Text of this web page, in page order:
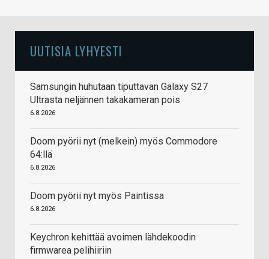
UUTISIA LYHYESTI
Samsungin huhutaan tiputtavan Galaxy S27
Ultrasta neljännen takakameran pois
6.8.2026
Doom pyörii nyt (melkein) myös Commodore
64:llä
6.8.2026
Doom pyörii nyt myös Paintissa
6.8.2026
Keychron kehittää avoimen lähdekoodin
firmwarea pelihiiriin